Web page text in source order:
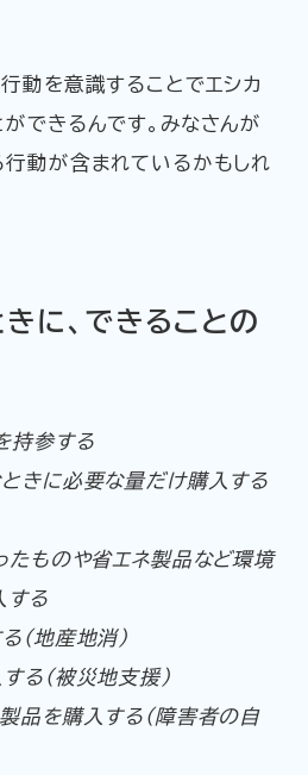
動を意識することでエシカ
できるんです。みなさんが
動が含まれているかもしれ
に、できることの
持参する
ときに必要な量だけ購入する
たものや省エネ製品など環境
する
る（地産地消）
る（被災地支援）
品を購入する（障害者の自